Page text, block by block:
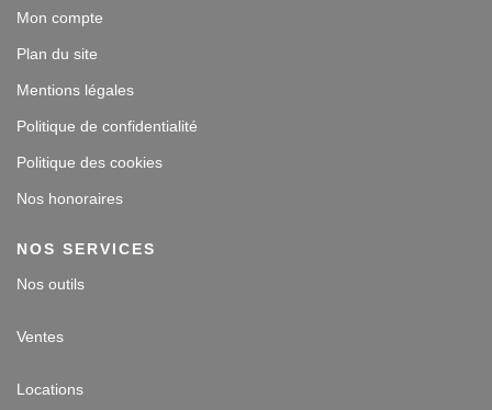
Mon compte
Plan du site
Mentions légales
Politique de confidentialité
Politique des cookies
Nos honoraires
NOS SERVICES
Nos outils
Ventes
Locations